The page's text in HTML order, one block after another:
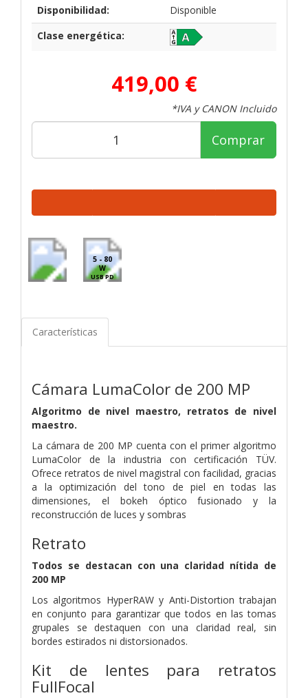
Disponibilidad:
Disponible
Clase energética:
419,00 €
*IVA y CANON Incluido
Comprar
5 - 80
W
USB PD
Características
Cámara LumaColor de 200 MP
Algoritmo de nivel maestro, retratos de nivel
maestro.
La cámara de 200 MP cuenta con el primer algoritmo
LumaColor de la industria con certificación TÜV.
Ofrece retratos de nivel magistral con facilidad, gracias
a la optimización del tono de piel en todas las
dimensiones, el bokeh óptico fusionado y la
reconstrucción de luces y sombras
Retrato
Todos se destacan con una claridad nítida de
200 MP
Los algoritmos HyperRAW y Anti-Distortion trabajan
en conjunto para garantizar que todos en las tomas
grupales se destaquen con una claridad real, sin
bordes estirados ni distorsionados.
Kit de lentes para retratos
FullFocal